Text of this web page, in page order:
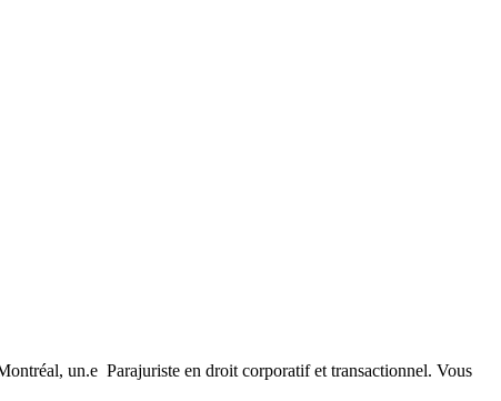
un.e Parajuriste en droit corporatif et transactionnel. Vous